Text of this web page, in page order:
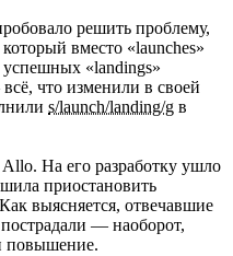
решить проблему,
вместо «launches»
успешных «landings»
что изменили в своей
s/launch/landing/g в
На его разработку ушло
приостановить
выясняется, отвечавшие
— наоборот,
повышение.